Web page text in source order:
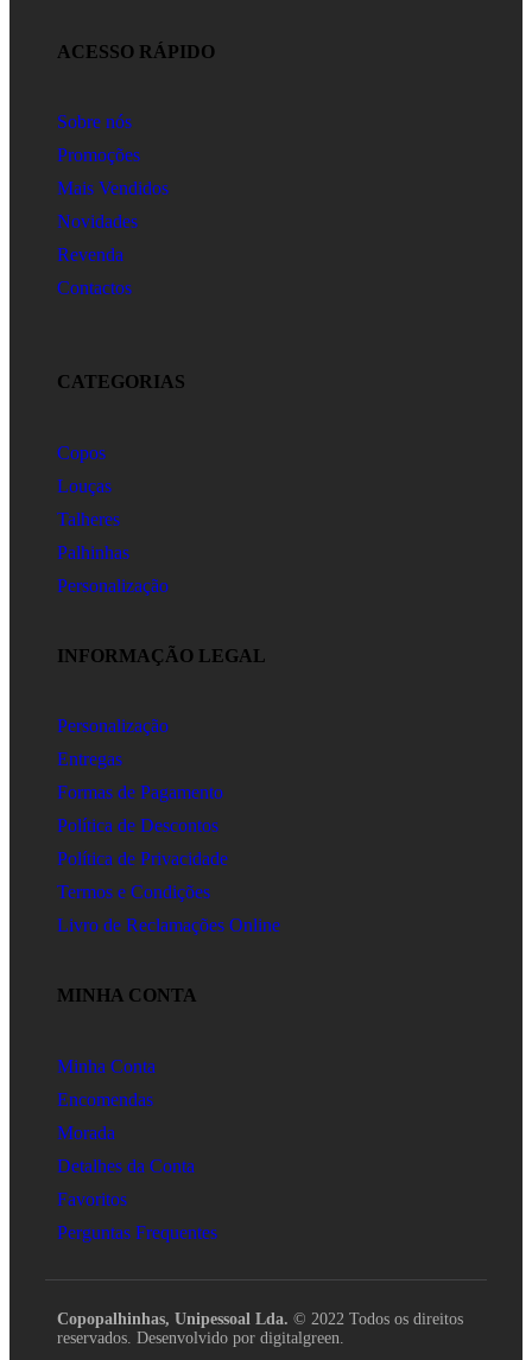
ACESSO RÁPIDO
Sobre nós
Promoções
Mais Vendidos
Novidades
Revenda
Contactos
CATEGORIAS
Copos
Louças
Talheres
Palhinhas
Personalização
INFORMAÇÃO LEGAL
Personalização
Entregas
Formas de Pagamento
Política de Descontos
Política de Privacidade
Termos e Condições
Livro de Reclamações Online
MINHA CONTA
Minha Conta
Encomendas
Morada
Detalhes da Conta
Favoritos
Perguntas Frequentes
Copopalhinhas, Unipessoal Lda. © 2022 Todos os direitos
reservados. Desenvolvido por digitalgreen.